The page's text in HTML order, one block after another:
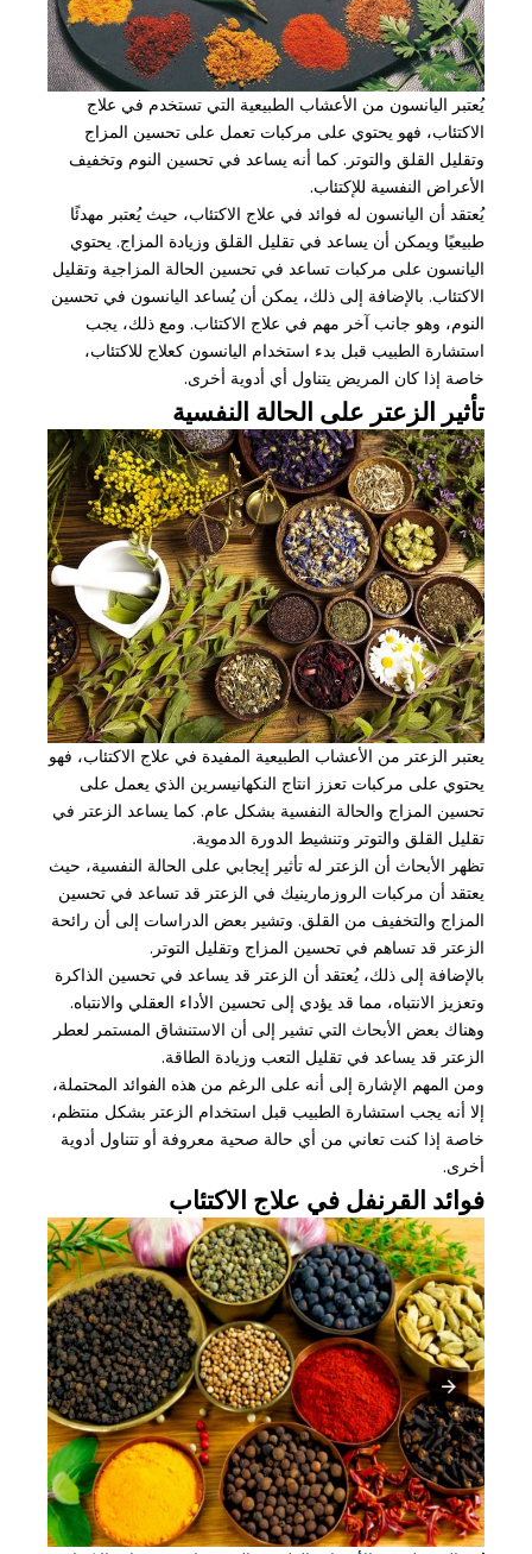
يُعتبر اليانسون من الأعشاب الطبيعية التي تستخدم في علاج
الاكتئاب، فهو يحتوي على مركبات تعمل على تحسين المزاج
وتقليل القلق والتوتر. كما أنه يساعد في تحسين النوم وتخفيف
الأعراض النفسية للإكتئاب.
يُعتقد أن اليانسون له فوائد في علاج الاكتئاب، حيث يُعتبر مهدئًا
طبيعيًا ويمكن أن يساعد في تقليل القلق وزيادة المزاج. يحتوي
اليانسون على مركبات تساعد في تحسين الحالة المزاجية وتقليل
الاكتئاب. بالإضافة إلى ذلك، يمكن أن يُساعد اليانسون في تحسين
النوم، وهو جانب آخر مهم في علاج الاكتئاب. ومع ذلك، يجب
استشارة الطبيب قبل بدء استخدام اليانسون كعلاج للاكتئاب،
خاصة إذا كان المريض يتناول أي أدوية أخرى.
تأثير الزعتر على الحالة النفسية
يعتبر الزعتر من الأعشاب الطبيعية المفيدة في علاج الاكتئاب، فهو
يحتوي على مركبات تعزز انتاج النكهانيسرين الذي يعمل على
تحسين المزاج والحالة النفسية بشكل عام. كما يساعد الزعتر في
تقليل القلق والتوتر وتنشيط الدورة الدموية.
تظهر الأبحاث أن الزعتر له تأثير إيجابي على الحالة النفسية، حيث
يعتقد أن مركبات الروزمارينيك في الزعتر قد تساعد في تحسين
المزاج والتخفيف من القلق. وتشير بعض الدراسات إلى أن رائحة
الزعتر قد تساهم في تحسين المزاج وتقليل التوتر.
بالإضافة إلى ذلك، يُعتقد أن الزعتر قد يساعد في تحسين الذاكرة
وتعزيز الانتباه، مما قد يؤدي إلى تحسين الأداء العقلي والانتباه.
وهناك بعض الأبحاث التي تشير إلى أن الاستنشاق المستمر لعطر
الزعتر قد يساعد في تقليل التعب وزيادة الطاقة.
ومن المهم الإشارة إلى أنه على الرغم من هذه الفوائد المحتملة،
إلا أنه يجب استشارة الطبيب قبل استخدام الزعتر بشكل منتظم،
خاصة إذا كنت تعاني من أي حالة صحية معروفة أو تتناول أدوية
أخرى.
فوائد القرنفل في علاج الاكتئاب